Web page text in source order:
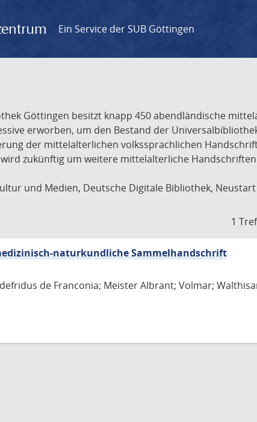
Ein Service der SUB Göttingen
Göttingen besitzt knapp 450 abendländische
erworben, um den Bestand der
der mittelalterlichen volkssprachlichen
zukünftig um weitere mittelalterliche
und Medien, Deutsche Digitale Bibliothek,
1
naturkundliche Sammelhandschrift
de Franconia; Meister Albrant; Volmar;